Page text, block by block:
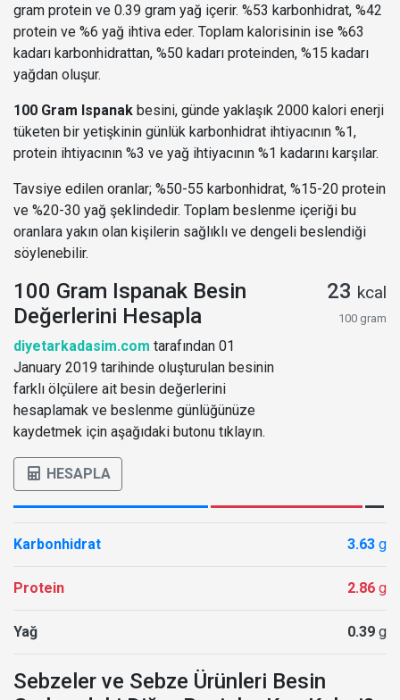
gram protein ve 0.39 gram yağ içerir. %53 karbonhidrat, %42
protein ve %6 yağ ihtiva eder. Toplam kalorisinin ise %63
kadarı karbonhidrattan, %50 kadarı proteinden, %15 kadarı
yağdan oluşur.
100 Gram Ispanak besini, günde yaklaşık 2000 kalori enerji
tüketen bir yetişkinin günlük karbonhidrat ihtiyacının %1,
protein ihtiyacının %3 ve yağ ihtiyacının %1 kadarını karşılar.
Tavsiye edilen oranlar; %50-55 karbonhidrat, %15-20 protein
ve %20-30 yağ şeklindedir. Toplam beslenme içeriği bu
oranlara yakın olan kişilerin sağlıklı ve dengeli beslendiği
söylenebilir.
100 Gram Ispanak Besin
Değerlerini Hesapla
diyetarkadasim.com tarafından 01
January 2019 tarihinde oluşturulan besinin
farklı ölçülere ait besin değerlerini
hesaplamak ve beslenme günlüğünüze
kaydetmek için aşağıdaki butonu tıklayın.
HESAPLA
23 kcal
100 gram
Karbonhidrat 3.63 g
Protein 2.86 g
Yağ 0.39 g
Sebzeler ve Sebze Ürünleri Besin